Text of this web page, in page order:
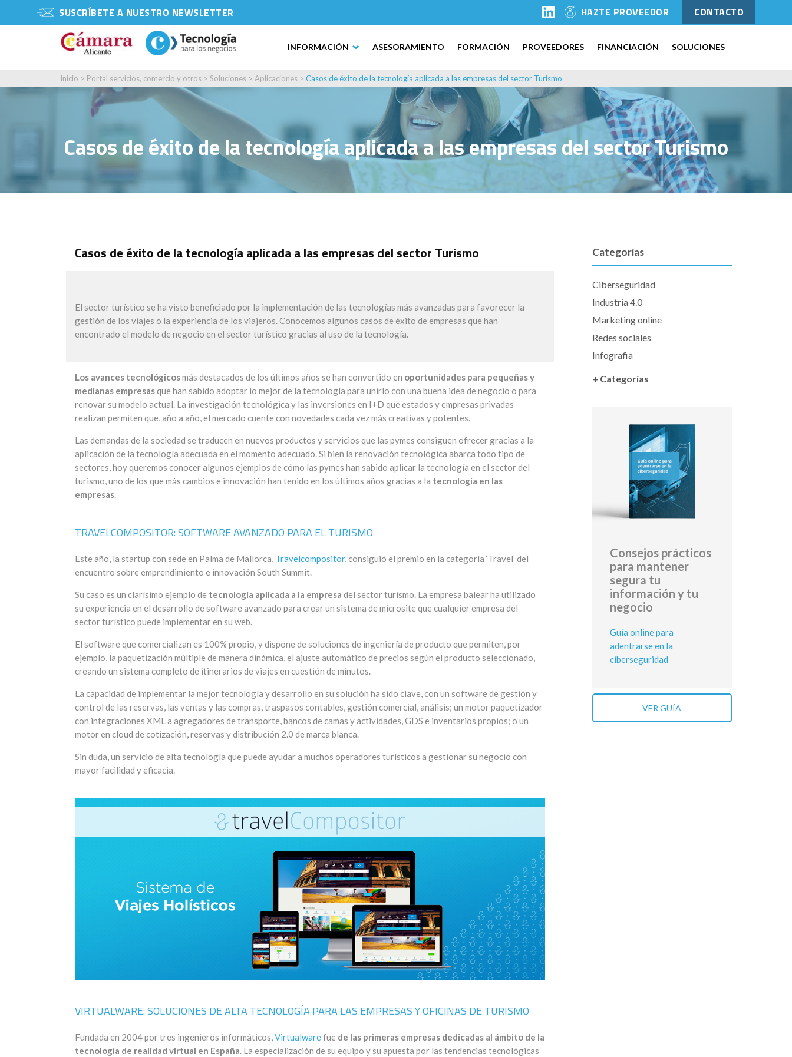
SUSCRÍBETE A NUESTRO NEWSLETTER HAZTE PROVEEDOR CONTACTO
INFORMACIÓN ASESORAMIENTO FORMACIÓN PROVEEDORES FINANCIACIÓN SOLUCIONES
Inicio > Portal servicios, comercio y otros > Soluciones > Aplicaciones > Casos de éxito de la tecnología aplicada a las empresas del sector Turismo
Casos de éxito de la tecnología aplicada a las empresas del sector Turismo
Casos de éxito de la tecnología aplicada a las empresas del sector Turismo
El sector turístico se ha visto beneficiado por la implementación de las tecnologías más avanzadas para favorecer la
gestión de los viajes o la experiencia de los viajeros. Conocemos algunos casos de éxito de empresas que han
encontrado el modelo de negocio en el sector turístico gracias al uso de la tecnología.
Los avances tecnológicosmás destacados de los últimos años se han convertido en oportunidades para pequeñas y
medianas empresasque han sabido adoptar lo mejor de la tecnología para unirlo con una buena idea de negocio o para
renovar su modelo actual. La investigación tecnológica y las inversiones en I+D que estados y empresas privadas
realizan permiten que, año a año, el mercado cuente con novedades cada vez más creativas y potentes.
Las demandas de la sociedad se traducen en nuevos productos y servicios que las pymes consiguen ofrecer gracias a la
aplicación de la tecnología adecuada en el momento adecuado. Si bien la renovación tecnológica abarca todo tipo de
sectores, hoy queremos conocer algunos ejemplos de cómo las pymes han sabido aplicar la tecnología en el sector del
turismo, uno de los que más cambios e innovación han tenido en los últimos años gracias a la tecnología en las
empresas.
TRAVELCOMPOSITOR: SOFTWARE AVANZADO PARA EL TURISMO
Este año, la startup con sede en Palma de Mallorca, Travelcompositor, consiguió el premio en la categoría ‘Travel’ del
encuentro sobre emprendimiento e innovación South Summit.
Su caso es un clarísimo ejemplo de tecnología aplicada a la empresa del sector turismo. La empresa balear ha utilizado
su experiencia en el desarrollo de software avanzado para crear un sistema de microsite que cualquier empresa del
sector turístico puede implementar en su web.
El software que comercializan es 100% propio, y dispone de soluciones de ingeniería de producto que permiten, por
ejemplo, la paquetización múltiple de manera dinámica, el ajuste automático de precios según el producto seleccionado,
creando un sistema completo de itinerarios de viajes en cuestión de minutos.
La capacidad de implementar la mejor tecnología y desarrollo en su solución ha sido clave, con un software de gestión y
control de las reservas, las ventas y las compras, traspasos contables, gestión comercial, análisis; un motor paquetizador
con integraciones XML a agregadores de transporte, bancos de camas y actividades, GDS e inventarios propios; o un
motor en cloud de cotización, reservas y distribución 2.0 de marca blanca.
Sin duda, un servicio de alta tecnología que puede ayudar a muchos operadores turísticos a gestionar su negocio con
mayor facilidad y eficacia.
VIRTUALWARE: SOLUCIONES DE ALTA TECNOLOGÍA PARA LAS EMPRESAS Y OFICINAS DE TURISMO
Fundada en 2004 por tres ingenieros informáticos,Virtualwarefue de las primeras empresas dedicadas al ámbito de la
tecnología de realidad virtual en España. La especialización de su equipo y su apuesta por las tendencias tecnológicas
Categorías
Ciberseguridad
Industria 4.0
Marketing online
Redes sociales
Infografia
+ Categorías
Consejos prácticos
para mantener
segura tu
información y tu
negocio
Guía online para
adentrarse en la
ciberseguridad
VER GUÍA